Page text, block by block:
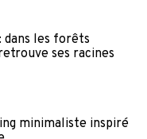
dans les forêts
ses racines
minimaliste inspiré